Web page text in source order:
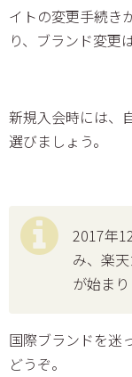
イトの変更手続き
り、ブランド変更
新規入会時には、
選びましょう。
2017年
み、楽
が始まり
国際ブランドを迷
どうぞ。